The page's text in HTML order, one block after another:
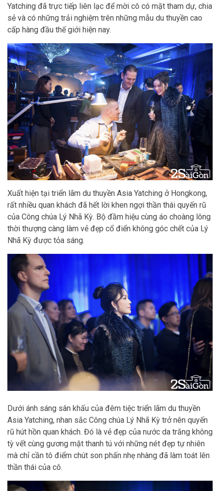
Yatching đã trực tiếp liên lạc để mời cô có mặt tham dự, chia
sẻ và có những trải nghiệm trên những mẫu du thuyền cao
cấp hàng đầu thế giới hiện nay.
Xuất hiện tại triển lãm du thuyền Asia Yatching ở Hongkong,
rất nhiều quan khách đã hết lời khen ngợi thần thái quyến rũ
của Công chúa Lý Nhã Kỳ. Bộ đầm hiệu cùng áo choàng lông
thời thượng càng làm vẻ đẹp cổ điển không góc chết của Lý
Nhã Kỳ được tỏa sáng.
Dưới ánh sáng sân khấu của đêm tiệc triển lãm du thuyền
Asia Yatching, nhan sắc Công chúa Lý Nhã Kỳ trở nên quyến
rũ hút hồn quan khách. Đó là vẻ đẹp của nước da trắng không
tỳ vết cùng gương mặt thanh tú với những nét đẹp tự nhiên
mà chỉ cần tô điểm chút son phấn nhẹ nhàng đã làm toát lên
thần thái của cô.